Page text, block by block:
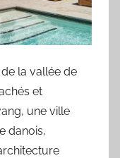
la vallée de
et
une ville
danois,